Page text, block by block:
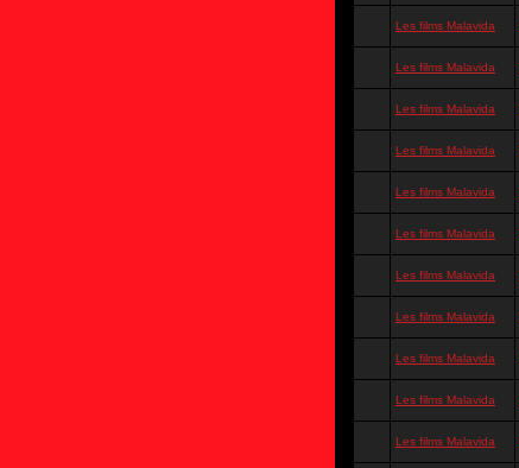
Les films Malavida
Les films Malavida
Les films Malavida
Les films Malavida
Les films Malavida
Les films Malavida
Les films Malavida
Les films Malavida
Les films Malavida
Les films Malavida
Les films Malavida